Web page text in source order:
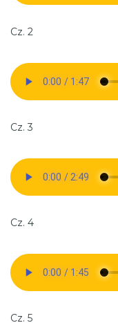
Cz. 2
Cz. 3
Cz. 4
Cz. 5